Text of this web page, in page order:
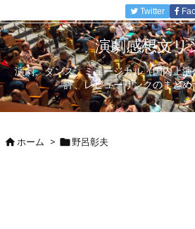
Twitter
演劇感想文リ
演劇、ダンス、ミュージカル（国内上
評、レビューリンクのまと
ホーム > 野呂彰夫